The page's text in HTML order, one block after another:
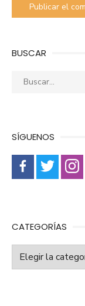
BUSCAR
Buscar:
SÍGUENOS
CATEGORÍAS
Categorías